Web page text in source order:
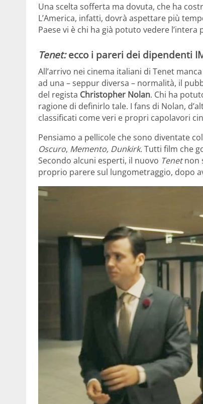
Una scelta sofferta ma dovuta, che ha
L’America, infatti, dovrà aspettare più
Paese vi è chi ha già potuto vedere
Tenet:ecco i pareri dei dipendenti
All’arrivo nei cinema italiani di Tenet
ad una – seppur diversa – normalità, il
del regista Christopher Nolan. Chi ha
ragione di definirlo tale. I fans di Nolan,
classificati come veri e propri capolavori
Pensiamo a pellicole che sono diventate
Oscuro, Memento, Dunkirk.Tutti film che
Secondo alcuni esperti, il nuovo Tenetnon
proprio parere sul lungometraggio, dopo